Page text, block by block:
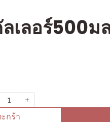
ลเลอร์500ม
กร้า